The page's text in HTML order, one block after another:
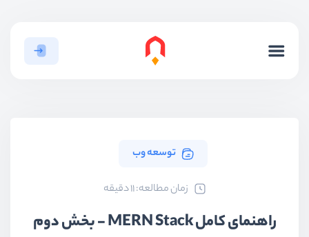
توسعه وب
ﺯﻣﺎﻥ ﻣﻄﺎﻟﻌﻪ: 11 دقیقه
راهنمای کامل MERN Stack - بخش دوم